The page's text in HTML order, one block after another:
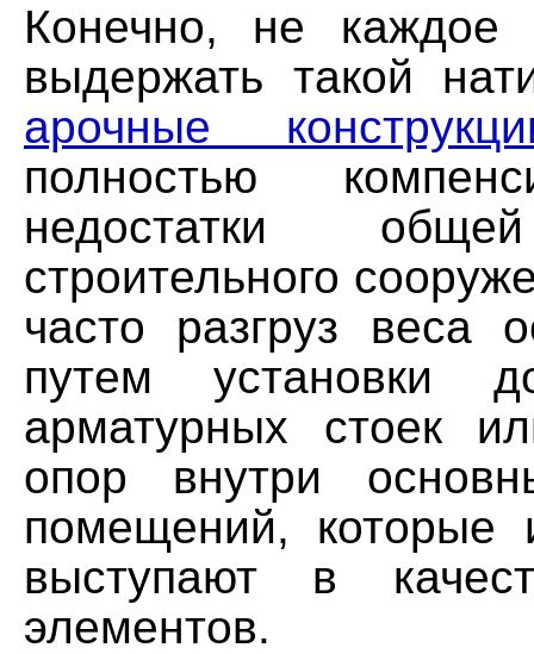
Конечно, не каждое
выдержать такой
арочные
полностью
недостатки
строительного
часто разгруз веса
путем установки
арматурных стоек
опор внутри
помещений, которые
выступают в
элементов.